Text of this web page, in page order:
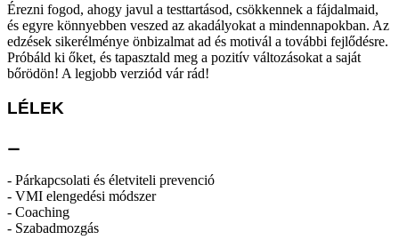
Érezni fogod, ahogy javul a testtartásod, csökkennek a fájdalmaid,
és egyre könnyebben veszed az akadályokat a mindennapokban. Az
edzések sikerélménye önbizalmat ad és motivál a további fejlődésre.
Próbáld ki őket, és tapasztald meg a pozitív változásokat a saját
bőrödön! A legjobb verziód vár rád!
LÉLEK
⚊
- Párkapcsolati és életviteli prevenció
- VMI elengedési módszer
- Coaching
- Szabadmozgás